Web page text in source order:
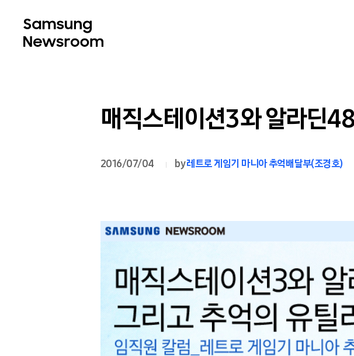
매직스테이션3와 알라딘
2016/07/04 by레트로 게임기 마니아 추억배달부(조경호)